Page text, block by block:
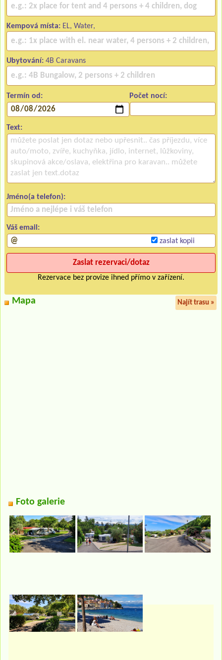
Kempová místa: EL, Water,
Ubytování: 4B Caravans
Termín od: Počet nocí:
Text:
Jméno(a telefon):
Váš email:
zaslat kopii
Rezervace bez provize ihned přímo v zařízení.
Mapa Najít trasu »
Foto galerie